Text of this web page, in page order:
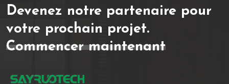
et élégance à toute surface
extérieure. Apportez une
touche de modernité et un
charme intemporel à votre
aujourd'hui et redéfinissez
Devenez notre partenaire pour
votre prochain projet.
Commencer maintenant